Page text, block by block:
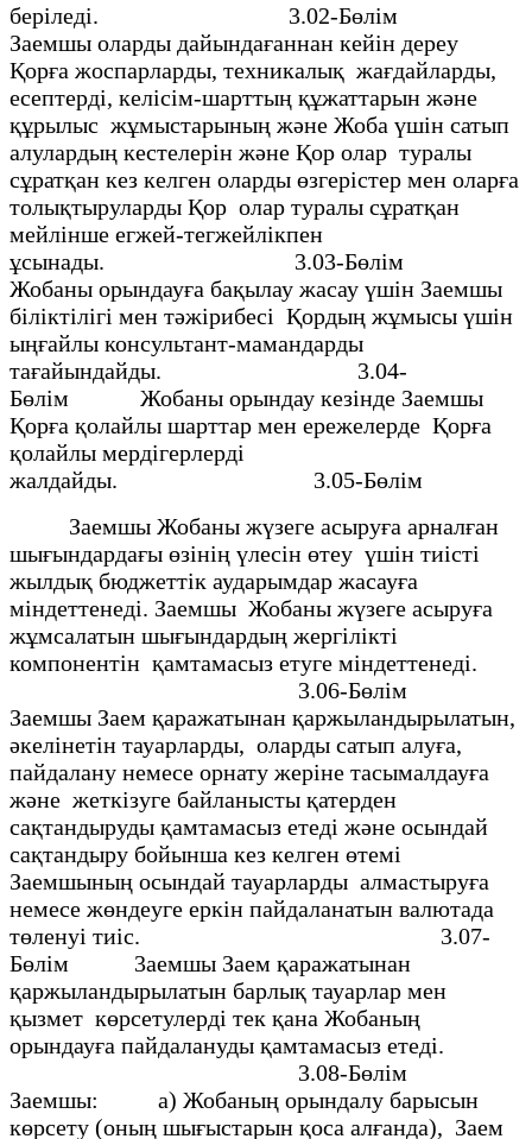
берiледi. 3.02-Бөлiм
Заемшы оларды дайындағаннан кейiн дереу
Қорға жоспарларды, техникалық жағдайларды,
есептерді, келiсiм-шарттың құжаттарын және
құрылыс жұмыстарының және Жоба үшiн сатып
алулардың кестелерiн және Қор олар туралы
сұратқан кез келген оларды өзгерiстер мен оларға
толықтыруларды Қор олар туралы сұратқан
мейлiнше егжей-тегжейлiкпен
ұсынады. 3.03-Бөлiм
Жобаны орындауға бақылау жасау үшiн Заемшы
бiлiктілiгi мен тәжiрибесi Қордың жұмысы үшiн
ыңғайлы консультант-мамандарды
тағайындайды. 3.04-
Бөлiм Жобаны орындау кезiнде Заемшы
Қорға қолайлы шарттар мен ережелерде Қорға
қолайлы мердiгерлердi
жалдайды. 3.05-Бөлiм
Заемшы Жобаны жүзеге асыруға арналған
шығындардағы өзiнiң үлесiн өтеу үшiн тиiстi
жылдық бюджеттiк аударымдар жасауға
мiндеттенедi. Заемшы Жобаны жүзеге асыруға
жұмсалатын шығындардың жергілiктi
компонентiн қамтамасыз етуге мiндеттенедi.
3.06-Бөлiм
Заемшы Заем қаражатынан қаржыландырылатын,
әкелiнетiн тауарларды, оларды сатып алуға,
пайдалану немесе орнату жерiне тасымалдауға
және жеткiзуге байланысты қатерден
сақтандыруды қамтамасыз етедi және осындай
сақтандыру бойынша кез келген өтемi
Заемшының осындай тауарларды алмастыруға
немесе жөндеуге еркiн пайдаланатын валютада
төленуi тиiс. 3.07-
Бөлiм 3аемшы Заем қаражатынан
қаржыландырылатын барлық тауарлар мен
қызмет көрсетулердi тек қана Жобаның
орындауға пайдалануды қамтамасыз етедi.
3.08-Бөлiм
Заемшы: а) Жобаның орындалу барысын
көрсету (оның шығыстарын қоса алғанда), Заем